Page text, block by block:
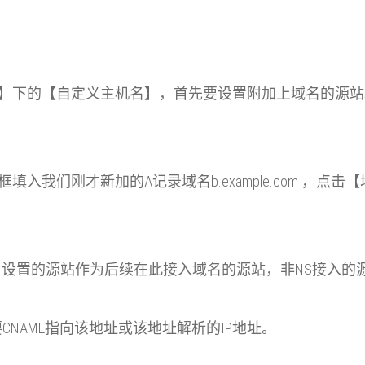
下的【自定义主机名】，首先要设置附加上域名的源
填入我们刚才新加的A记录域名b.example.com ，点击
的源站作为后续在此接入域名的源站，非NS接入的源
指向该地址或该地址解析的IP地址。